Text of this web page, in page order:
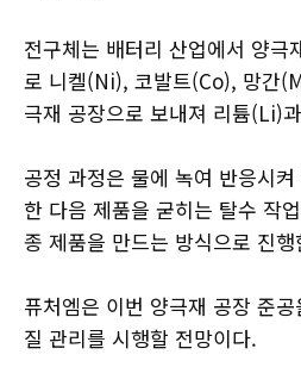
전구체는 배터리 산업에서 양극
로 니켈(Ni), 코발트(Co), 망간
극재 공장으로 보내져 리튬(Li)
공정 과정은 물에 녹여 반응시
한 다음 제품을 굳히는 탈수 작
종 제품을 만드는 방식으로 진행
퓨처엠은 이번 양극재 공장 준
질 관리를 시행할 전망이다.